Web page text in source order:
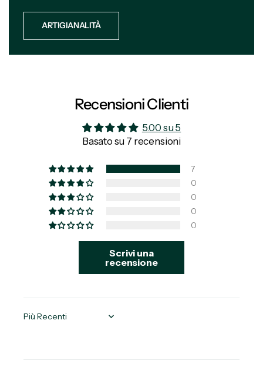
ARTIGIANALITÀ
Recensioni Clienti
5.00 su 5
Basato su 7 recensioni
7
0
0
0
0
Scrivi una
recensione
Sort by